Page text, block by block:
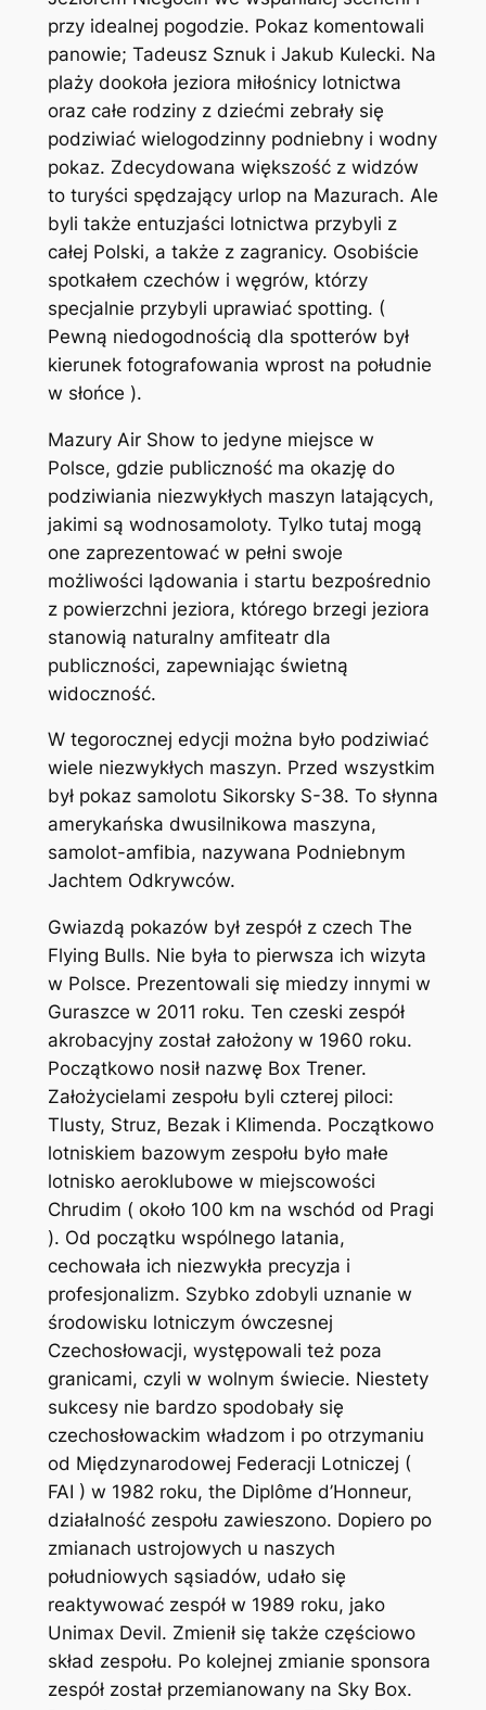
przy idealnej pogodzie. Pokaz komentowali
panowie; Tadeusz Sznuk i Jakub Kulecki. Na
plaży dookoła jeziora miłośnicy lotnictwa
oraz całe rodziny z dziećmi zebrały się
podziwiać wielogodzinny podniebny i wodny
pokaz. Zdecydowana większość z widzów
to turyści spędzający urlop na Mazurach. Ale
byli także entuzjaści lotnictwa przybyli z
całej Polski, a także z zagranicy. Osobiście
spotkałem czechów i węgrów, którzy
specjalnie przybyli uprawiać spotting. (
Pewną niedogodnością dla spotterów był
kierunek fotografowania wprost na południe
w słońce ).
Mazury Air Show to jedyne miejsce w
Polsce, gdzie publiczność ma okazję do
podziwiania niezwykłych maszyn latających,
jakimi są wodnosamoloty. Tylko tutaj mogą
one zaprezentować w pełni swoje
możliwości lądowania i startu bezpośrednio
z powierzchni jeziora, którego brzegi jeziora
stanowią naturalny amfiteatr dla
publiczności, zapewniając świetną
widoczność.
W tegorocznej edycji można było podziwiać
wiele niezwykłych maszyn. Przed wszystkim
był pokaz samolotu Sikorsky S-38. To słynna
amerykańska dwusilnikowa maszyna,
samolot-amfibia, nazywana Podniebnym
Jachtem Odkrywców.
Gwiazdą pokazów był zespół z czech The
Flying Bulls. Nie była to pierwsza ich wizyta
w Polsce. Prezentowali się miedzy innymi w
Guraszce w 2011 roku. Ten czeski zespół
akrobacyjny został założony w 1960 roku.
Początkowo nosił nazwę Box Trener.
Założycielami zespołu byli czterej piloci:
Tlusty, Struz, Bezak i Klimenda. Początkowo
lotniskiem bazowym zespołu było małe
lotnisko aeroklubowe w miejscowości
Chrudim ( około 100 km na wschód od Pragi
). Od początku wspólnego latania,
cechowała ich niezwykła precyzja i
profesjonalizm. Szybko zdobyli uznanie w
środowisku lotniczym ówczesnej
Czechosłowacji, występowali też poza
granicami, czyli w wolnym świecie. Niestety
sukcesy nie bardzo spodobały się
czechosłowackim władzom i po otrzymaniu
od Międzynarodowej Federacji Lotniczej (
FAI ) w 1982 roku, the Diplôme d’Honneur,
działalność zespołu zawieszono. Dopiero po
zmianach ustrojowych u naszych
południowych sąsiadów, udało się
reaktywować zespół w 1989 roku, jako
Unimax Devil. Zmienił się także częściowo
skład zespołu. Po kolejnej zmianie sponsora
zespół został przemianowany na Sky Box.